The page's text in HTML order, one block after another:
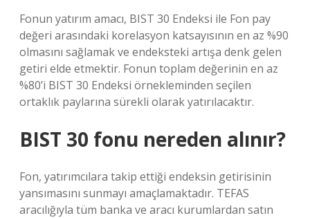
Fonun yatırım amacı, BIST 30 Endeksi ile Fon pay
değeri arasındaki korelasyon katsayısının en az %90
olmasını sağlamak ve endeksteki artışa denk gelen
getiri elde etmektir. Fonun toplam değerinin en az
%80’i BIST 30 Endeksi örnekleminden seçilen
ortaklık paylarına sürekli olarak yatırılacaktır.
BIST 30 fonu nereden alınır?
Fon, yatırımcılara takip ettiği endeksin getirisinin
yansımasını sunmayı amaçlamaktadır. TEFAS
aracılığıyla tüm banka ve aracı kurumlardan satın